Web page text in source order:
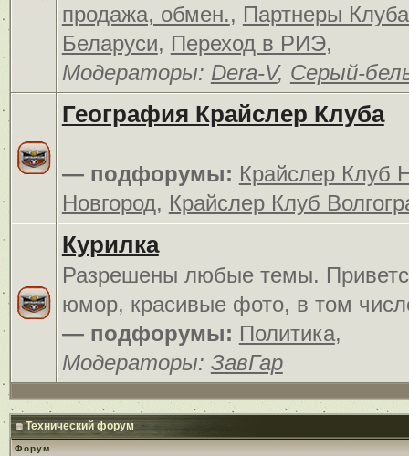
продажа, обмен., Партнеры
Беларуси, Переход в РИЭ,
Модераторы: Dera-V, Серый-
География Крайслер Клуба
— подфорумы: Крайслер Клуб
Новгород, Крайслер Клуб
Курилка
Разрешены любые темы.
юмор, красивые фото, в том
— подфорумы: Политика,
Модераторы: ЗавГар
Технический форум
Форум